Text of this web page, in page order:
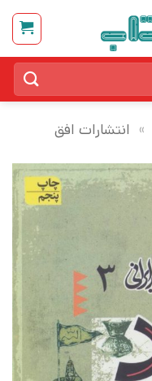
» انتشارات افق